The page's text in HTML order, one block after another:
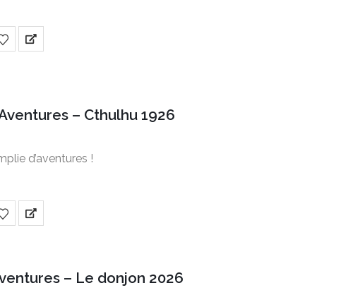
– Cthulhu 1926
d’aventures !
– Le donjon 2026